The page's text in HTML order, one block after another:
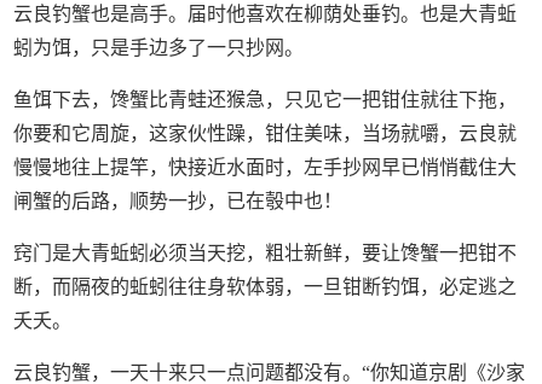
云良钓蟹也是高手。届时他喜欢在柳荫处垂钓。也是大青蚯
蚓为饵，只是手边多了一只抄网。
鱼饵下去，馋蟹比青蛙还猴急，只见它一把钳住就往下拖，
你要和它周旋，这家伙性躁，钳住美味，当场就嚼，云良就
慢慢地往上提竿，快接近水面时，左手抄网早已悄悄截住大
闸蟹的后路，顺势一抄，已在彀中也！
窍门是大青蚯蚓必须当天挖，粗壮新鲜，要让馋蟹一把钳不
断，而隔夜的蚯蚓往往身软体弱，一旦钳断钓饵，必定逃之
夭夭。
云良钓蟹，一天十来只一点问题都没有。“你知道京剧《沙家